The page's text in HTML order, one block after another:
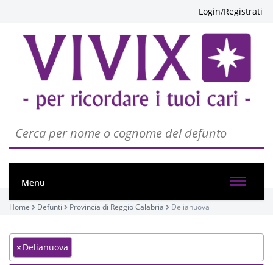
Login/Registrati
Menu
Home Defunti Provincia di Reggio Calabria Delianuova
× Delianuova